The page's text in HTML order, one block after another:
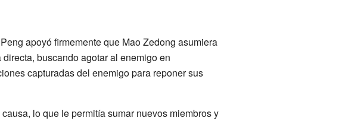
apoyó firmemente que Mao Zedong asumiera
buscando agotar al enemigo en
capturadas del enemigo para reponer sus
lo que le permitía sumar nuevos miembros y